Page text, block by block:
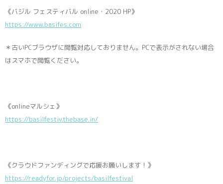
《バジル フェスティバル online・2020 HP》
https://www.basifes.com
＊古いPCブラウザに閲覧対応しておりません。PCで表示がされない場合
はスマホで閲覧ください。
《onlineマルシェ》
https://basilfestiv.thebase.in/
《クラウドファンディングで応援お願いします！》
https://readyfor.jp/projects/basilfestival